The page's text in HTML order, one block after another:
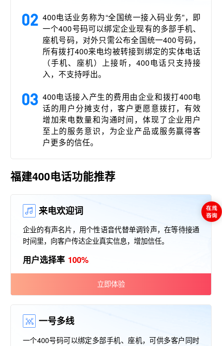
02 400电话业务称为“全国统一接入码业务”，即
一个400号码可以绑定企业现有的多部手机、
座机号码，对外只需公布全国统一400号码，
所有拨打400来电均被转接到绑定的实体电话
（手机、座机）上接听，400电话只支持接
入，不支持呼出。
03 400电话接入产生的费用由企业和拨打400电
话的用户分摊支付，客户更愿意拨打，有效
增加来电数量和沟通时间，体现了企业用户
至上的服务意识，为企业产品或服务赢得客
户更多的信任。
福建400电话功能推荐
来电欢迎词
企业的有声名片，用个性语音代替单调铃声，在等待接通
时间里，向客户传达企业真实信息，增加信任。
用户选择率 100%
立即体验
一号多线
一个400号码可以绑定多部手机、座机，可供多客户同时